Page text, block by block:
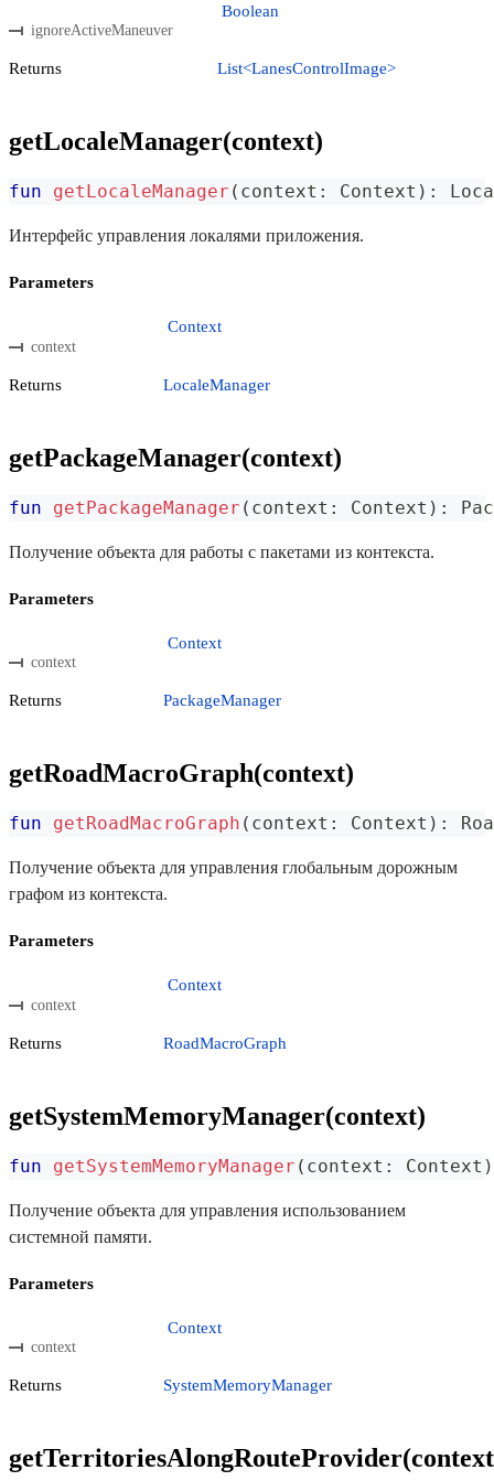
ignoreActiveManeuver
Boolean
Returns List<LanesControlImage>
getLocaleManager(context)
fun getLocaleManager ( context : Context ) :
Интерфейс управления локалями приложения.
Parameters
context
Context
Returns LocaleManager
getPackageManager(context)
fun getPackageManager ( context : Context ) :
Получение объекта для работы с пакетами из контекста.
Parameters
context
Context
Returns PackageManager
getRoadMacroGraph(context)
fun getRoadMacroGraph ( context : Context ) :
Получение объекта для управления глобальным дорожным
графом из контекста.
Parameters
context
Context
Returns RoadMacroGraph
getSystemMemoryManager(context)
fun getSystemMemoryManager ( context : Context )
Получение объекта для управления использованием
системной памяти.
Parameters
context
Context
Returns SystemMemoryManager